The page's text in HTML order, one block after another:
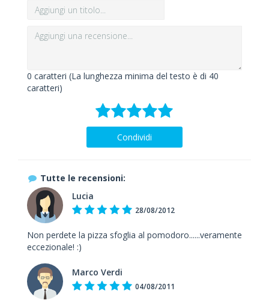
0 caratteri (La lunghezza minima del testo è di 40
caratteri)
Condividi
Tutte le recensioni:
Lucia
28/08/2012
Non perdete la pizza sfoglia al pomodoro......veramente
eccezionale! :)
Marco Verdi
04/08/2011